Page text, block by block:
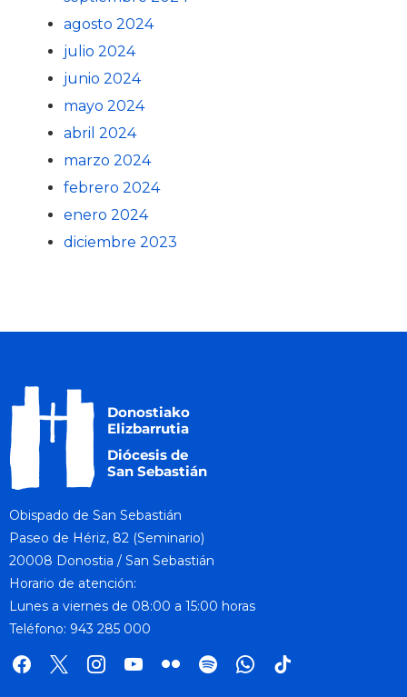
agosto 2024
julio 2024
junio 2024
mayo 2024
abril 2024
marzo 2024
febrero 2024
enero 2024
diciembre 2023
Obispado de San Sebastián
Paseo de Hériz, 82 (Seminario)
20008 Donostia / San Sebastián
Horario de atención:
Lunes a viernes de 08:00 a 15:00 horas
Teléfono: 943 285 000
facebook
x instagramyoutube
flickr spotifywhatsapp
tik